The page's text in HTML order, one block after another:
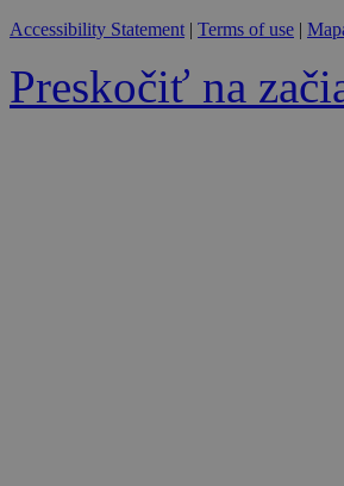
Accessibility Statement | Terms of use |
Preskočiť na